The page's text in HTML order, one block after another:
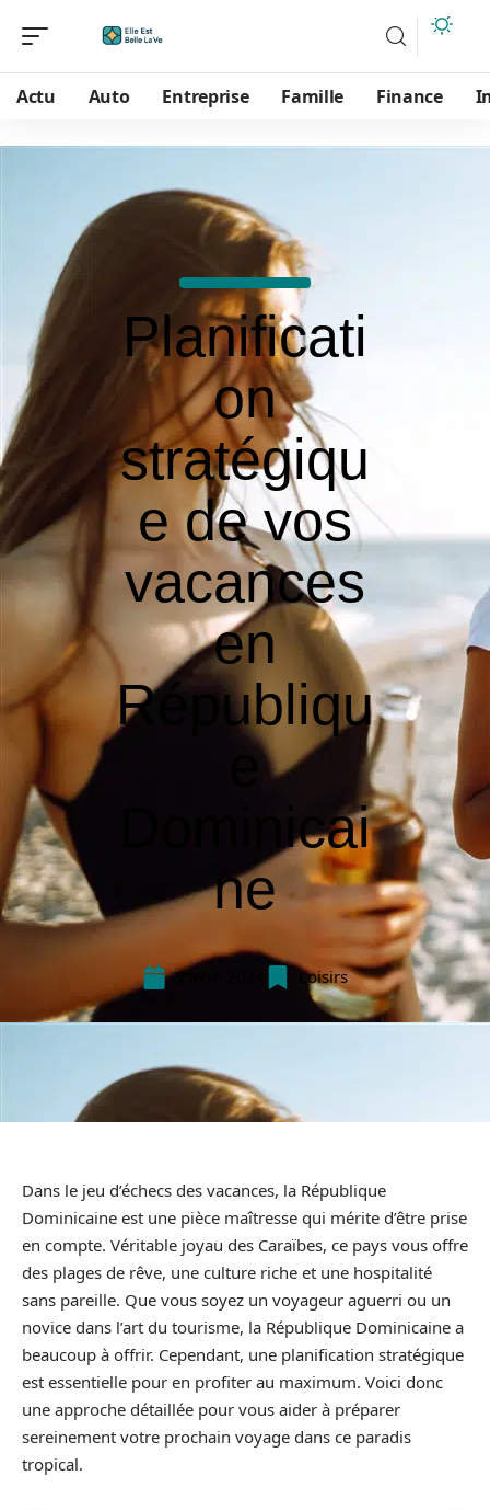
Actu Auto Entreprise Famille Finance
Planificati
on
stratégiqu
e de vos
vacances
en
Républiqu
e
Dominicai
ne
5 avril 2024 Loisirs
Dans le jeu d’échecs des vacances, la République
Dominicaine est une pièce maîtresse qui mérite d’être prise
en compte. Véritable joyau des Caraïbes, ce pays vous offre
des plages de rêve, une culture riche et une hospitalité
sans pareille. Que vous soyez un voyageur aguerri ou un
novice dans l’art du tourisme, la République Dominicaine a
beaucoup à offrir. Cependant, une planification stratégique
est essentielle pour en profiter au maximum. Voici donc
une approche détaillée pour vous aider à préparer
sereinement votre prochain voyage dans ce paradis
tropical.